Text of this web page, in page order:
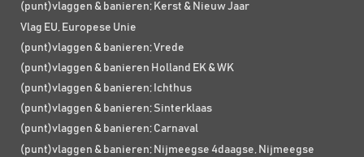
(punt)vlaggen & banieren; Kerst & Nieuw Jaar
Vlag EU, Europese Unie
(punt)vlaggen & banieren; Vrede
(punt)vlaggen & banieren Holland EK & WK
(punt)vlaggen & banieren; Ichthus
(punt)vlaggen & banieren; Sinterklaas
(punt)vlaggen & banieren; Carnaval
(punt)vlaggen & banieren; Nijmeegse 4daagse, Nijmeegse